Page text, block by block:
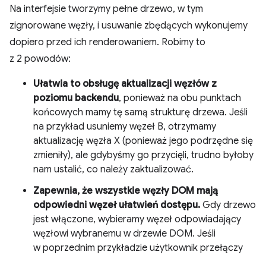
Na interfejsie tworzymy pełne drzewo, w tym
zignorowane węzły, i usuwanie zbędących wykonujemy
dopiero przed ich renderowaniem. Robimy to
z 2 powodów:
Ułatwia to obsługę aktualizacji węzłów z
poziomu backendu, ponieważ na obu punktach
końcowych mamy tę samą strukturę drzewa. Jeśli
na przykład usuniemy węzeł B, otrzymamy
aktualizację węzła X (ponieważ jego podrzędne się
zmieniły), ale gdybyśmy go przycięli, trudno byłoby
nam ustalić, co należy zaktualizować.
Zapewnia, że wszystkie węzły DOM mają
odpowiedni węzeł ułatwień dostępu. Gdy drzewo
jest włączone, wybieramy węzeł odpowiadający
węzłowi wybranemu w drzewie DOM. Jeśli
w poprzednim przykładzie użytkownik przełączy